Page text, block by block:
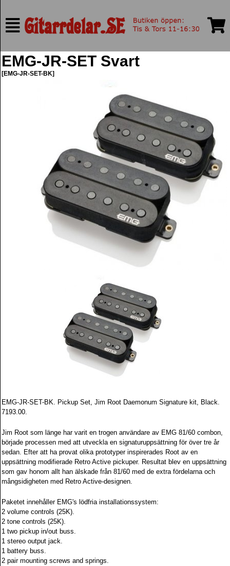
EMG-JR-SET Svart
[EMG-JR-SET-BK]
EMG-JR-SET-BK. Pickup Set, Jim Root Daemonum Signature kit, Black.
7193.00.
Jim Root som länge har varit en trogen användare av EMG 81/60 combon,
började processen med att utveckla en signaturuppsättning för över tre år
sedan. Efter att ha provat olika prototyper inspirerades Root av en
uppsättning modifierade Retro Active pickuper. Resultat blev en uppsättning
som gav honom allt han älskade från 81/60 med de extra fördelarna och
mångsidigheten med Retro Active-designen.
Paketet innehåller EMG's lödfria installationssystem:
2 volume controls (25K).
2 tone controls (25K).
1 two pickup in/out buss.
1 stereo output jack.
1 battery buss.
2 pair mounting screws and springs.